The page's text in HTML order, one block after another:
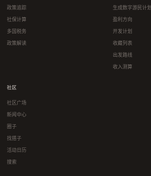
政策追踪
社保计算
多国税务
政策解读
生成数字游民计划
盈利方向
开发计划
收藏列表
出发路线
收入测算
社区
社区广场
新闻中心
圈子
找搭子
活动日历
搜索